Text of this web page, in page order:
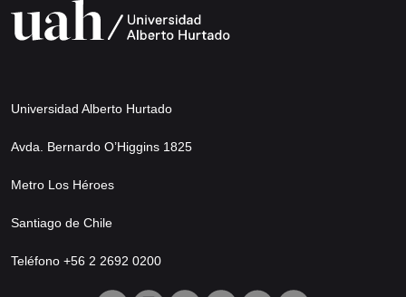
Universidad Alberto Hurtado
Avda. Bernardo O’Higgins 1825
Metro Los Héroes
Santiago de Chile
Teléfono +56 2 2692 0200